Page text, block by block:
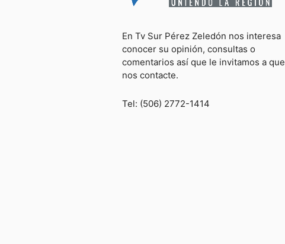
En Tv Sur Pérez Zeledón nos interesa
conocer su opinión, consultas o
comentarios así que le invitamos a que
nos contacte.
Tel: (506) 2772-1414